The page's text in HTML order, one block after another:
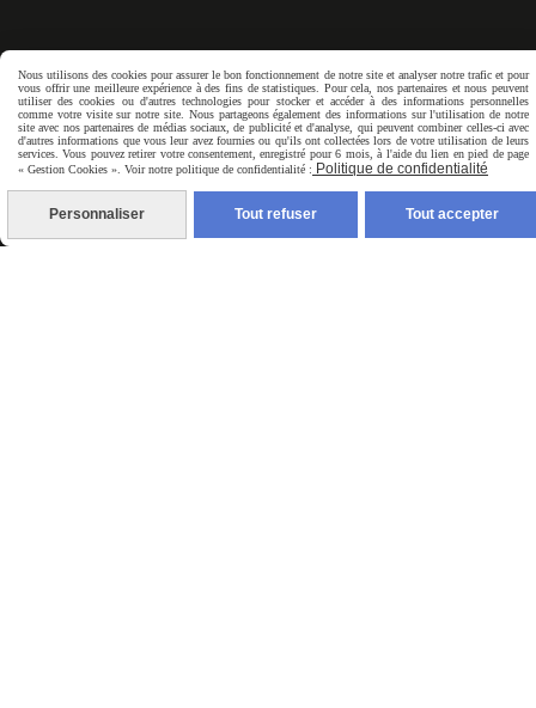
Nous utilisons des cookies pour assurer le bon fonctionnement de notre site et analyser notre trafic et pour
vous offrir une meilleure expérience à des fins de statistiques. Pour cela, nos partenaires et nous peuvent
utiliser des cookies ou d'autres technologies pour stocker et accéder à des informations personnelles
comme votre visite sur notre site. Nous partageons également des informations sur l'utilisation de notre
site avec nos partenaires de médias sociaux, de publicité et d'analyse, qui peuvent combiner celles-ci avec
d'autres informations que vous leur avez fournies ou qu'ils ont collectées lors de votre utilisation de leurs
services. Vous pouvez retirer votre consentement, enregistré pour 6 mois, à l'aide du lien en pied de page
« Gestion Cookies ». Voir notre politique de confidentialité : Politique de confidentialité
Personnaliser Tout refuser Tout accepter